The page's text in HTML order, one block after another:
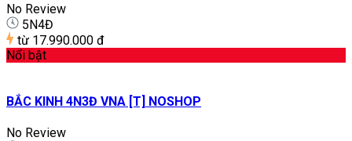
No Review
5N4Đ
từ 17.990.000 đ
Nổi bật
BẮC KINH 4N3Đ VNA [T] NOSHOP
No Review